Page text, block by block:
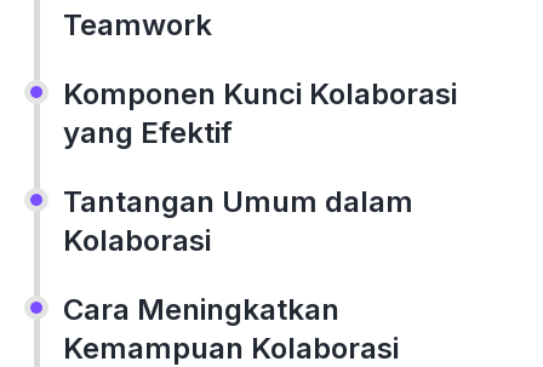
Teamwork
Komponen Kunci Kolaborasi
yang Efektif
Tantangan Umum dalam
Kolaborasi
Cara Meningkatkan
Kemampuan Kolaborasi